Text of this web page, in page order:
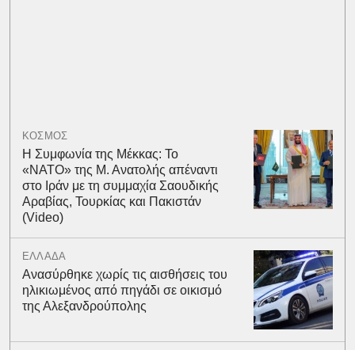
ΚΟΣΜΟΣ
Η Συμφωνία της Μέκκας: Το
«ΝΑΤΟ» της Μ. Ανατολής απέναντι
στο Ιράν με τη συμμαχία Σαουδικής
Αραβίας, Τουρκίας και Πακιστάν
(Video)
ΕΛΛΑΔΑ
Ανασύρθηκε χωρίς τις αισθήσεις του
ηλικιωμένος από πηγάδι σε οικισμό
της Αλεξανδρούπολης